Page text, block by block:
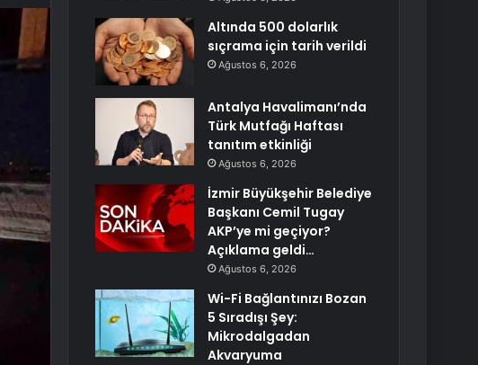
Altında 500 dolarlık
sıçrama için tarih verildi
Ağustos 6, 2026
Antalya Havalimanı’nda
Türk Mutfağı Haftası
tanıtım etkinliği
Ağustos 6, 2026
İzmir Büyükşehir Belediye
Başkanı Cemil Tugay
AKP’ye mi geçiyor?
Açıklama geldi…
Ağustos 6, 2026
Wi-Fi Bağlantınızı Bozan
5 Sıradışı Şey:
Mikrodalgadan
Akvaryuma